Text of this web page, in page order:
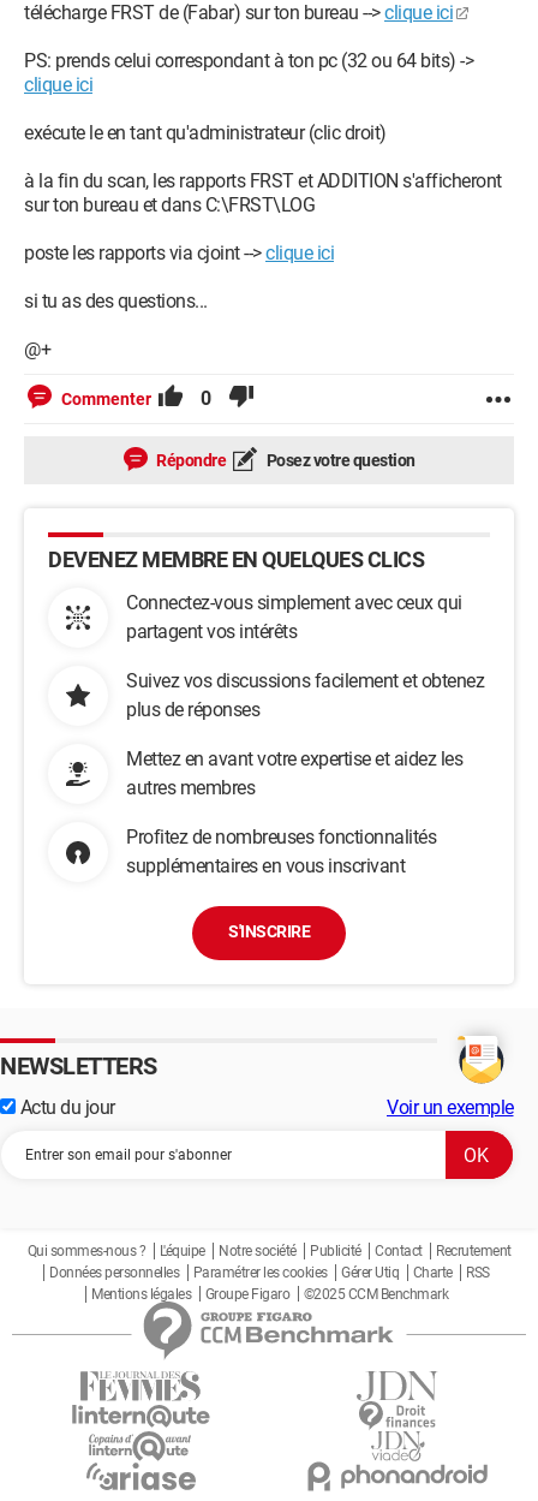
télécharge FRST de (Fabar) sur ton bureau -->clique ici
PS: prends celui correspondant à ton pc (32 ou 64 bits) ->
clique ici
exécute le en tant qu'administrateur (clic droit)
à la fin du scan, les rapports FRST et ADDITION s'afficheront
sur ton bureau et dans C:\FRST\LOG
poste les rapports via cjoint -->clique ici
si tu as des questions...
@+
Commenter 0
Répondre Posez votre question
DEVENEZ MEMBRE EN QUELQUES CLICS
Connectez-vous simplement avec ceux qui
partagent vos intérêts
Suivez vos discussions facilement et obtenez
plus de réponses
Mettez en avant votre expertise et aidez les
autres membres
Profitez de nombreuses fonctionnalités
supplémentaires en vous inscrivant
S'INSCRIRE
NEWSLETTERS
Actu du jour Voir un exemple
Qui sommes-nous ? L'équipe Notre société Publicité Contact
Recrutement
Données personnelles
Paramétrer les cookies Gérer Utiq Charte
RSS
Mentions légales
Groupe Figaro ©2025 CCM Benchmark